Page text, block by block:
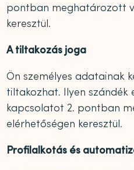
pontban meghatározott
keresztül.
A tiltakozás joga
Ön személyes adatainak
tiltakozhat. Ilyen szándék
kapcsolatot 2. pontban
elérhetőségen keresztül.
Profilalkotás és